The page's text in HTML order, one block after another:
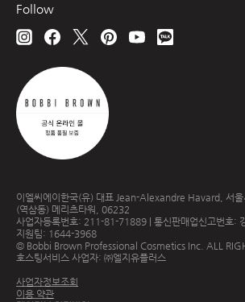
Follow
이엘씨에이한국(유) 대표 Jean-Alexandre Havard, 서울
(역삼동) 메리츠타워, 06232
사업자등록번호: 211-81-71889 | 통신판매업신고번호:
지원팀: 1644-3968
© Bobbi Brown Professional Cosmetics Inc. ALL
호스팅서비스 사업자: ㈜엘지유플러스
사업자정보조회
이용 약관